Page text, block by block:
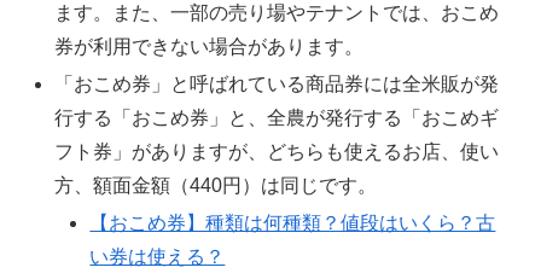
ます。また、一部の売り場やテナントでは、おこめ
券が利用できない場合があります。
「おこめ券」と呼ばれている商品券には全米販が発
行する「おこめ券」と、全農が発行する「おこめギ
フト券」がありますが、どちらも使えるお店、使い
方、額面金額（440円）は同じです。
【おこめ券】種類は何種類？値段はいくら？古
い券は使える？